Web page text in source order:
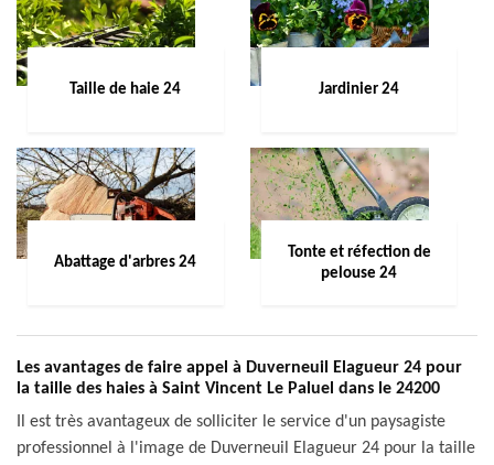
Taille de haie 24 Jardinier 24
Abattage d'arbres 24
Tonte et réfection de
pelouse 24
Les avantages de faire appel à Duverneuil Elagueur 24 pour
la taille des haies à Saint Vincent Le Paluel dans le 24200
Il est très avantageux de solliciter le service d'un paysagiste
professionnel à l'image de Duverneuil Elagueur 24 pour la taille